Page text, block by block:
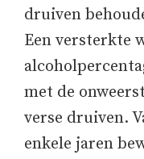
druiven
Een versterkte
met de
verse druiven.
enkele jaren